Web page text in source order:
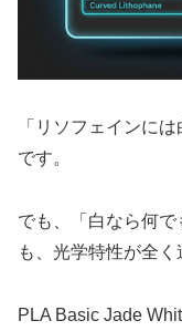
「リソフェインに
です。
でも、「白なら何
も、光学特性が全く
PLA Basic Jade